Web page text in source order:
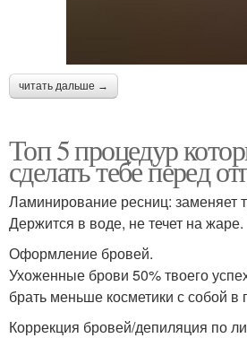
читать дальше →
Топ 5 процедур
сделать тебе перед
Ламинирование ресниц: заменяет
Держится в воде, не течет на жаре.
Оформление бровей.
Ухоженные брови 50% твоего
брать меньше косметики с собой в
Коррекция бровей/депиляция по